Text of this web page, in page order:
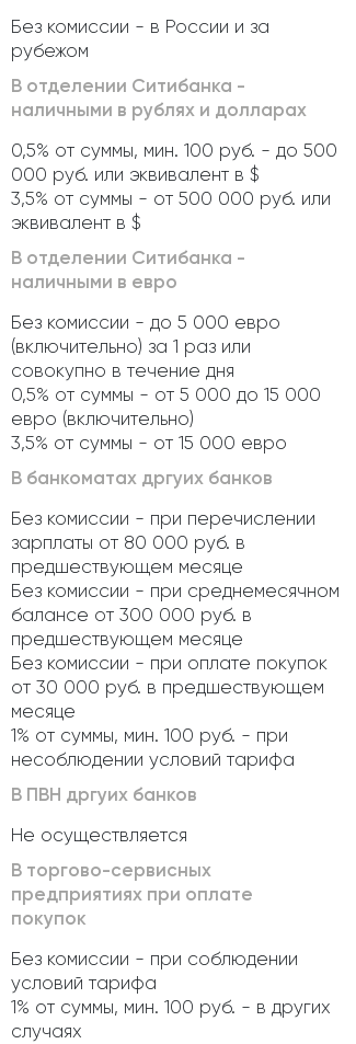
Без комиссии - в России и за
рубежом
В отделении Ситибанка -
наличными в рублях и долларах
0,5% от суммы, мин. 100 руб. - до 500
000 руб. или эквивалент в $
3,5% от суммы - от 500 000 руб. или
эквивалент в $
В отделении Ситибанка -
наличными в евро
Без комиссии - до 5 000 евро
(включительно) за 1 раз или
совокупно в течение дня
0,5% от суммы - от 5 000 до 15 000
евро (включительно)
3,5% от суммы - от 15 000 евро
В банкоматах дргуих банков
Без комиссии - при перечислении
зарплаты от 80 000 руб. в
предшествующем месяце
Без комиссии - при среднемесячном
балансе от 300 000 руб. в
предшествующем месяце
Без комиссии - при оплате покупок
от 30 000 руб. в предшествующем
месяце
1% от суммы, мин. 100 руб. - при
несоблюдении условий тарифа
В ПВН дргуих банков
Не осуществляется
В торгово-сервисных
предприятиях при оплате
покупок
Без комиссии - при соблюдении
условий тарифа
1% от суммы, мин. 100 руб. - в других
случаях